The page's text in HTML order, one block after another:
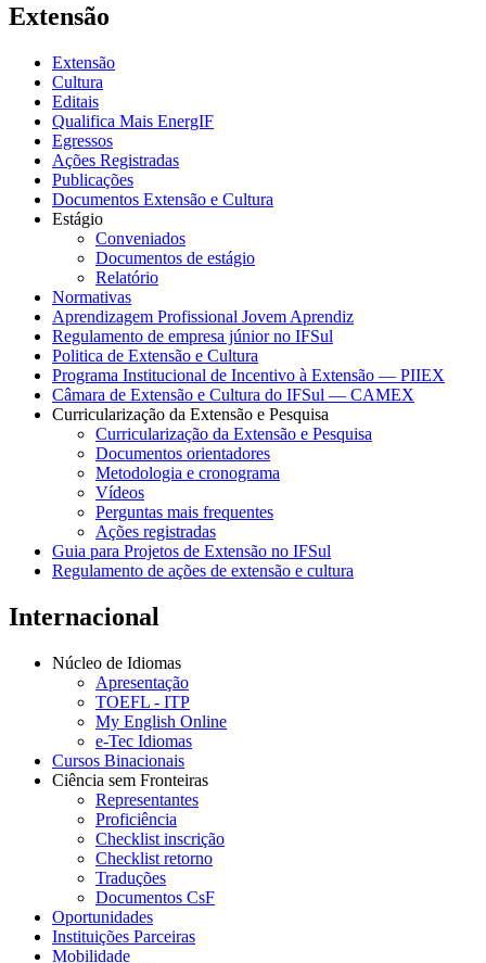
Extensão
Extensão
Cultura
Editais
Qualifica Mais EnergIF
Egressos
Ações Registradas
Publicações
Documentos Extensão e Cultura
Estágio
Conveniados
Documentos de estágio
Relatório
Normativas
Aprendizagem Profissional Jovem Aprendiz
Regulamento de empresa júnior no IFSul
Politica de Extensão e Cultura
Programa Institucional de Incentivo à Extensão — PIIEX
Câmara de Extensão e Cultura do IFSul — CAMEX
Curricularização da Extensão e Pesquisa
Curricularização da Extensão e Pesquisa
Documentos orientadores
Metodologia e cronograma
Vídeos
Perguntas mais frequentes
Ações registradas
Guia para Projetos de Extensão no IFSul
Regulamento de ações de extensão e cultura
Internacional
Núcleo de Idiomas
Apresentação
TOEFL - ITP
My English Online
e-Tec Idiomas
Cursos Binacionais
Ciência sem Fronteiras
Representantes
Proficiência
Checklist inscrição
Checklist retorno
Traduções
Documentos CsF
Oportunidades
Instituições Parceiras
Mobilidade